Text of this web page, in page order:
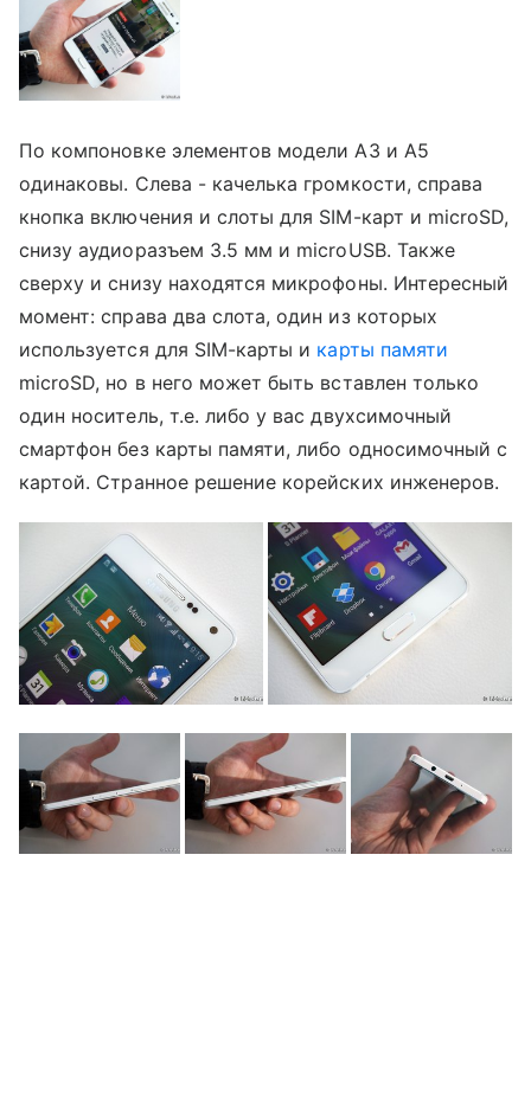
По компоновке элементов модели A3 и A5
одинаковы. Слева - качелька громкости, справа
кнопка включения и слоты для SIM-карт и microSD,
снизу аудиоразъем 3.5 мм и microUSB. Также
сверху и снизу находятся микрофоны. Интересный
момент: справа два слота, один из которых
используется для SIM-карты и карты памяти
microSD, но в него может быть вставлен только
один носитель, т.е. либо у вас двухсимочный
смартфон без карты памяти, либо односимочный с
картой. Странное решение корейских инженеров.